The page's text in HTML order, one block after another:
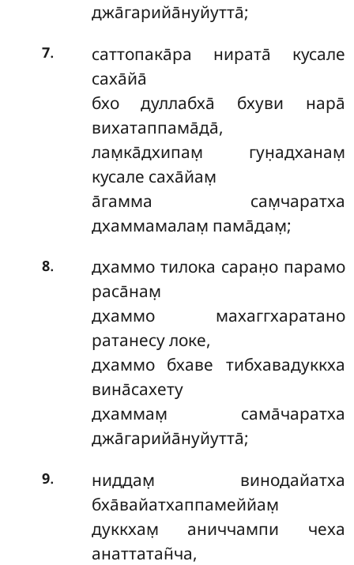
джа̄гарийа̄нуйутта̄;
7.
саттопака̄ра нирата̄ кусале
саха̄йа̄
бхо дуллабха̄ бхуви нара̄
вихатаппама̄да̄,
лам̣ка̄дхипам̣ гун̣адханам̣
кусале саха̄йам̣
а̄гамма сам̣чаратха
дхаммамалам̣ пама̄дам̣;
8.
дхаммо тилока саран̣о парамо
раса̄нам̣
дхаммо махаггхаратано
ратанесу локе,
дхаммо бхаве тибхавадуккха
вина̄сахету
дхаммам̣ сама̄чаратха
джа̄гарийа̄нуйутта̄;
9.
ниддам̣ винодайатха
бха̄вайатхаппамеййам̣
дуккхам̣ аниччампи чеха
анаттатан̃ча,